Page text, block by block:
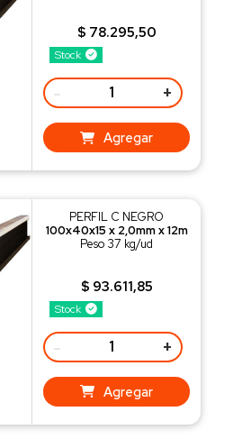
Stock
$ 78.295,50
- +
Agregar
Stock
PERFIL C NEGRO
100x40x15 x 2,0mm x 12m
Peso 37 kg/ud
$ 93.611,85
- +
Agregar